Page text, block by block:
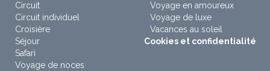
Circuit
Circuit individuel
Croisière
Séjour
Safari
Voyage de noces
Voyage en amoureux
Voyage de luxe
Vacances au soleil
Cookies et confidentialité